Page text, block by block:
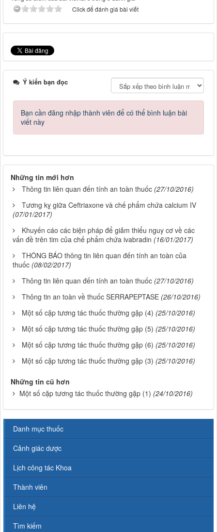
Click để đánh giá bài viết
Ý kiến bạn đọc
Bạn cần đăng nhập thành viên để có thể bình luận bài
viết này
Những tin mới hơn
Thông tin liên quan đến tính an toàn thuốc (27/10/2016)
Tương kỵ giữa Ceftriaxone và chế phẩm chứa calcium IV
(07/01/2017)
Khuyến cáo các biện pháp để giảm thiểu nguy cơ về các
vấn đề trên tim của chế phẩm chứa ivabradin (16/01/2017)
THÔNG BÁO thông tin liên quan đến tính an toàn của
thuốc (08/02/2017)
Thông tin liên quan đến tính an toàn thuốc (27/10/2016)
Thông tin an toàn về thuốc SERRAPEPTASE (26/10/2016)
Một số cặp tương tác thuốc thường gặp (4) (25/10/2016)
Một số cặp tương tác thuốc thường gặp (5) (25/10/2016)
Một số cặp tương tác thuốc thường gặp (6) (25/10/2016)
Một số cặp tương tác thuốc thường gặp (3) (25/10/2016)
Những tin cũ hơn
Một số cặp tương tác thuốc thường gặp (1) (24/10/2016)
Danh mục thuốc
Cảnh giác dược
Lịch công tác Khoa
Thành viên
Liên hệ
Tìm kiếm